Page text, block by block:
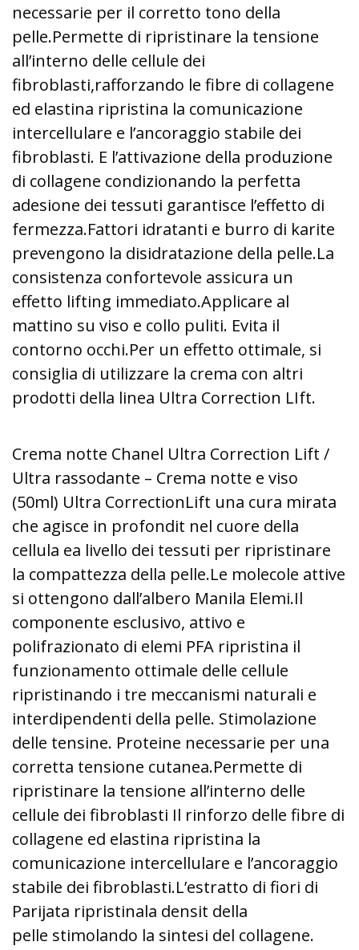
necessarie per il corretto tono della
pelle.Permette di ripristinare la tensione
all’interno delle cellule dei
fibroblasti,rafforzando le fibre di collagene
ed elastina ripristina la comunicazione
intercellulare e l’ancoraggio stabile dei
fibroblasti. E l’attivazione della produzione
di collagene condizionando la perfetta
adesione dei tessuti garantisce l’effetto di
fermezza.Fattori idratanti e burro di karite
prevengono la disidratazione della pelle.La
consistenza confortevole assicura un
effetto lifting immediato.Applicare al
mattino su viso e collo puliti. Evita il
contorno occhi.Per un effetto ottimale, si
consiglia di utilizzare la crema con altri
prodotti della linea Ultra Correction LIft.
Crema notte Chanel Ultra Correction Lift /
Ultra rassodante – Crema notte e viso
(50ml) Ultra CorrectionLift una cura mirata
che agisce in profondit nel cuore della
cellula ea livello dei tessuti per ripristinare
la compattezza della pelle.Le molecole attive
si ottengono dall’albero Manila Elemi.Il
componente esclusivo, attivo e
polifrazionato di elemi PFA ripristina il
funzionamento ottimale delle cellule
ripristinando i tre meccanismi naturali e
interdipendenti della pelle. Stimolazione
delle tensine. Proteine necessarie per una
corretta tensione cutanea.Permette di
ripristinare la tensione all’interno delle
cellule dei fibroblasti Il rinforzo delle fibre di
collagene ed elastina ripristina la
comunicazione intercellulare e l’ancoraggio
stabile dei fibroblasti.L’estratto di fiori di
Parijata ripristinala densit della
pelle stimolando la sintesi del collagene.